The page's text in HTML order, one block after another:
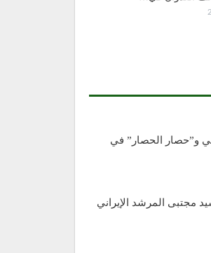
و”حصار الحصار” في
مجتبى المرشد الإيراني